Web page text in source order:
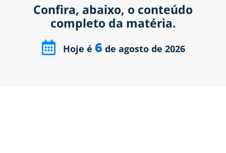
Confira, abaixo, o conteúdo
completo da matéria.
Hoje é 6 de agosto de 2026